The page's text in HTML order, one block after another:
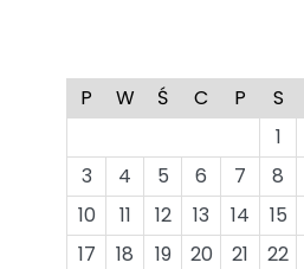
P W Ś C P S
1
3
4 5 6 7 8
10
11 12 13 14 15
17
18 19 20 21 22